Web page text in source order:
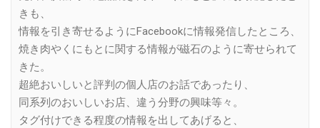
きも、
情報を引き寄せるようにFacebookに情報発信したところ、
焼き肉やくにもとに関する情報が磁石のように寄せられて
きた。
超絶おいしいと評判の個人店のお話であったり、
同系列のおいしいお店、違う分野の興味等々。
タグ付けできる程度の情報を出してあげると、